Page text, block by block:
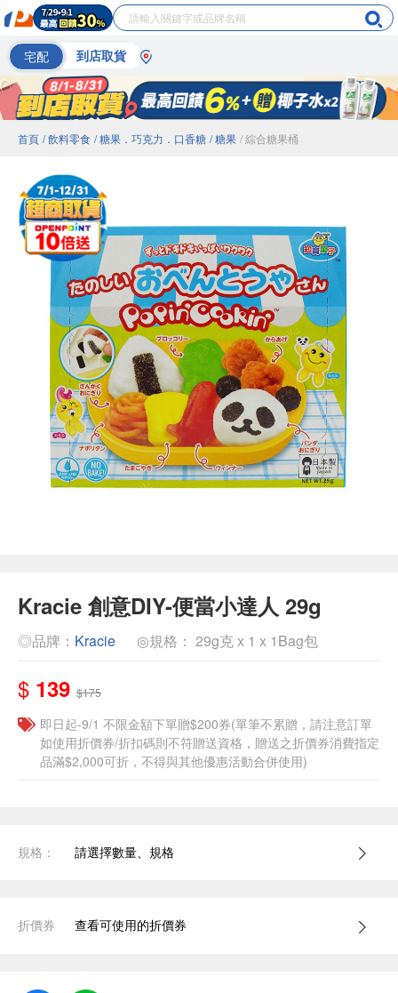
宅配 到店取貨
首頁 / 飲料零食 / 糖果．巧克力．口香糖 / 糖果 / 綜合糖果桶
Kracie 創意DIY-便當小達人 29g
◎品牌： Kracie ◎規格： 29g克 x 1 x 1Bag包
$ 139 $175
即日起-9/1 不限金額下單贈$200券(單筆不累贈，請注意訂單
如使用折價券/折扣碼則不符贈送資格，贈送之折價券消費指定
品滿$2,000可折，不得與其他優惠活動合併使用)
規格： 請選擇數量、規格
折價券 查看可使用的折價券